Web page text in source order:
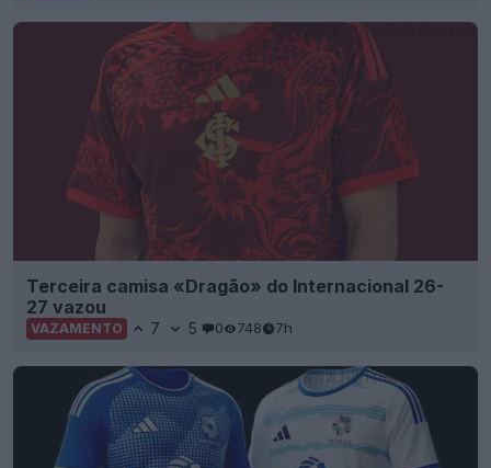
Terceira camisa «Dragão» do Internacional 26-
27 vazou
VAZAMENTO 7 5 0 748 7h